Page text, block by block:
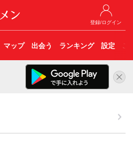
登録/ログイン
マップ 出会う ランキング 設定 こ